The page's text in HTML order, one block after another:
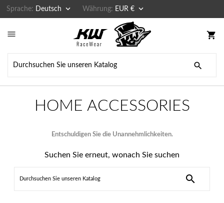
Sprache: Deutsch  Währung: EUR € 
 shopping_cart

HOME ACCESSORIES
Entschuldigen Sie die Unannehmlichkeiten.
Suchen Sie erneut, wonach Sie suchen
